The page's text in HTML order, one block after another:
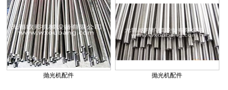
抛光机配件 抛光机配件